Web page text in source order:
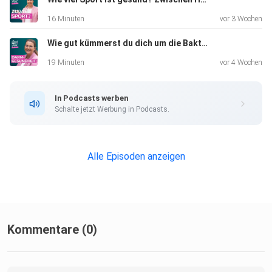
Problem, sondern das Zusammenspiel von hohen
Flüssigkeitsmangel und medikamentöser Therapie. Deshalb
sollten
Sommermonaten aufmerksam sein.
Der menschliche Körper verfügt grundsätzlich über
16 Minuten vor 3 Wochen
Wie gut kümmerst du dich um die Bakterien in deinem Darm? Das große Feld der Darmgesundheit!
19 Minuten vor 4 Wochen
In Podcasts werben
Schalte jetzt Werbung in Podcasts.
Alle Episoden anzeigen
Kommentare (0)